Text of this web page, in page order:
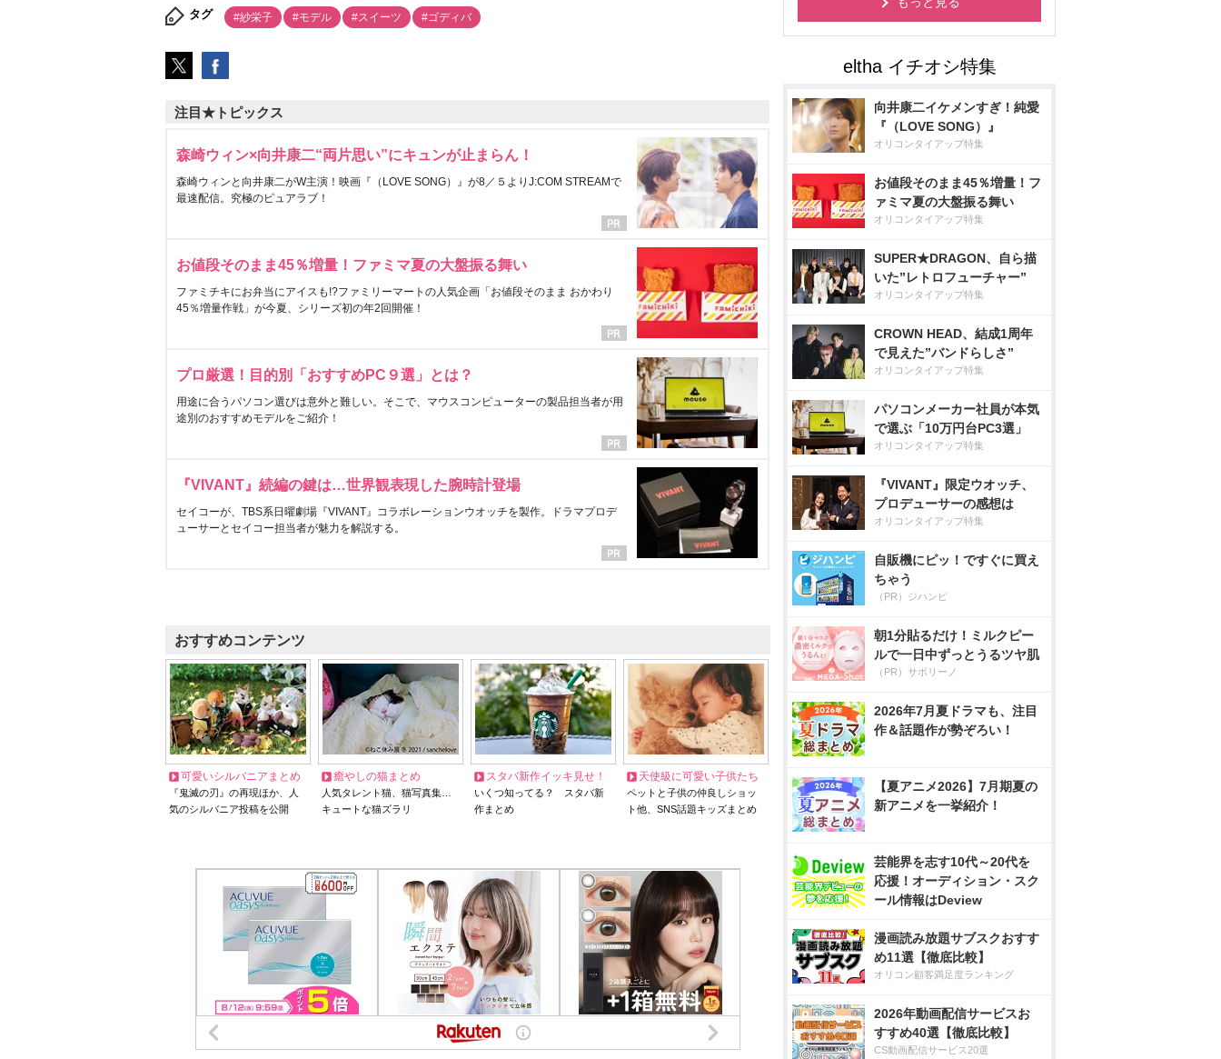
タグ #紗栄子 #モデル #スイーツ #ゴディバ
注目★トピックス
森崎ウィン×向井康二“両片思い”にキュンが止まらん！
森崎ウィンと向井康二がW主演！映画『（LOVE SONG）』が8／５よりJ:COM STREAMで
最速配信。究極のピュアラブ！
お値段そのまま45％増量！ファミマ夏の大盤振る舞い
ファミチキにお弁当にアイスも!?ファミリーマートの人気企画「お値段そのまま おかわり
45％増量作戦」が今夏、シリーズ初の年2回開催！
プロ厳選！目的別「おすすめPC９選」とは？
用途に合うパソコン選びは意外と難しい。そこで、マウスコンピューターの製品担当者が用
途別のおすすめモデルをご紹介！
『VIVANT』続編の鍵は…世界観表現した腕時計登場
セイコーが、TBS系日曜劇場『VIVANT』コラボレーションウオッチを製作。ドラマプロデ
ューサーとセイコー担当者が魅力を解説する。
おすすめコンテンツ
可愛いシルバニアまとめ
『鬼滅の刃』の再現ほか、人
気のシルバニア投稿を公開
癒やしの猫まとめ
人気タレント猫、猫写真集…
キュートな猫ズラリ
スタバ新作イッキ見せ！
いくつ知ってる？ スタバ新
作まとめ
天使級に可愛い子供たち
ペットと子供の仲良しショッ
ト他、SNS話題キッズまとめ
向井康二イケメンすぎ！純愛
『（LOVE SONG）』
オリコンタイアップ特集
お値段そのまま45％増量！フ
ァミマ夏の大盤振る舞い
オリコンタイアップ特集
SUPER★DRAGON、自ら描
いた”レトロフューチャー”
オリコンタイアップ特集
CROWN HEAD、結成1周年
で見えた”バンドらしさ”
オリコンタイアップ特集
パソコンメーカー社員が本気
で選ぶ「10万円台PC3選」
オリコンタイアップ特集
『VIVANT』限定ウオッチ、
プロデューサーの感想は
オリコンタイアップ特集
自販機にピッ！ですぐに買え
ちゃう
（PR）ジハンピ
朝1分貼るだけ！ミルクピー
ルで一日中ずっとうるツヤ肌
（PR）サボリーノ
2026年7月夏ドラマも、注目
作＆話題作が勢ぞろい！
【夏アニメ2026】7月期夏の
新アニメを一挙紹介！
芸能界を志す10代～20代を
応援！オーディション・スク
ール情報はDeview
漫画読み放題サブスクおすす
め11選【徹底比較】
オリコン顧客満足度ランキング
2026年動画配信サービスお
すすめ40選【徹底比較】
CS動画配信サービス20選